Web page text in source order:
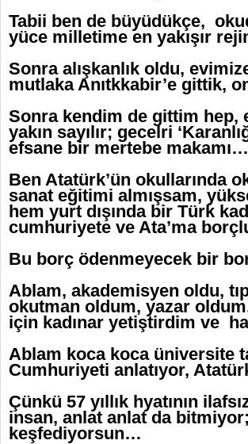
Tabii ben de büyüdükçe,
yüce milletime en yakışır
Sonra alışkanlık oldu,
mutlaka Anıtkkabir’e gittik,
Sonra kendim de gittim hep,
yakın sayılır; gecelri
efsane bir mertebe makamı…
Ben Atatürk’ün okullarında
sanat eğitimi almışsam,
hem yurt dışında bir Türk
cumhuriyete ve Ata’ma
Bu borç ödenmeyecek bir
Ablam, akademisyen oldu,
okutman oldum, yazar
için kadınar yetiştirdim ve
Ablam koca koca üniversite
Cumhuriyeti anlatıyor,
Çünkü 57 yıllık hyatının
insan, anlat anlat da
keşfediyorsun…